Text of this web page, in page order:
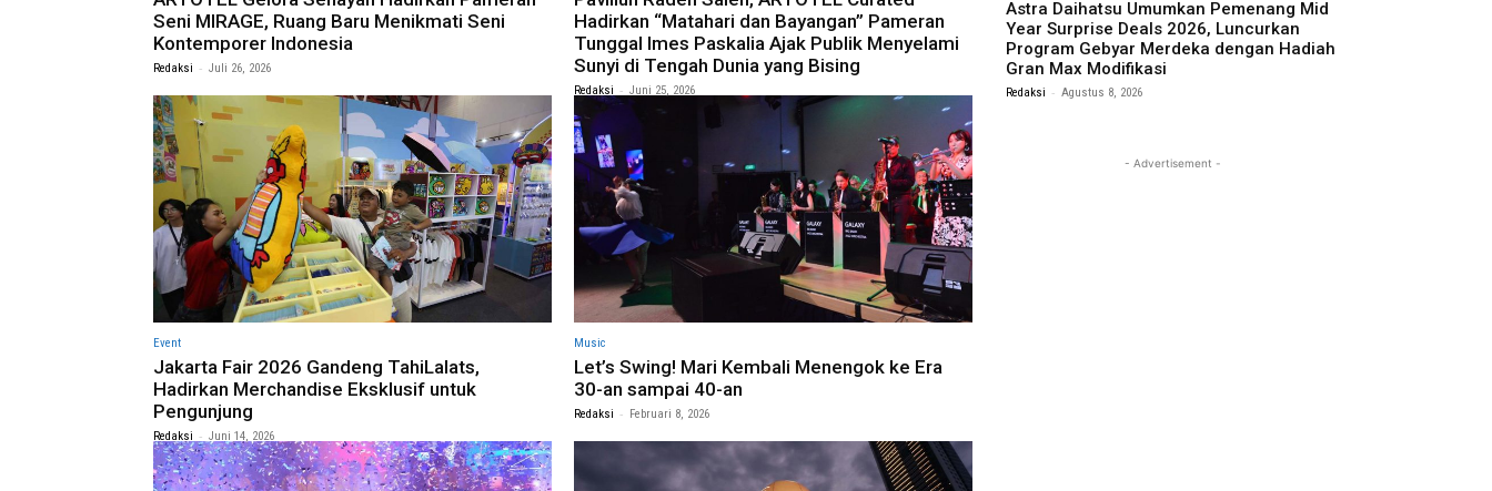
Seni MIRAGE, Ruang Baru Menikmati Seni
Kontemporer Indonesia
Redaksi - Juli 26, 2026
Hadirkan “Matahari dan Bayangan” Pameran
Tunggal Imes Paskalia Ajak Publik Menyelami
Sunyi di Tengah Dunia yang Bising
Redaksi - Juni 25, 2026
Event
Jakarta Fair 2026 Gandeng TahiLalats,
Hadirkan Merchandise Eksklusif untuk
Pengunjung
Redaksi - Juni 14, 2026
Music
Let’s Swing! Mari Kembali Menengok ke Era
30-an sampai 40-an
Redaksi - Februari 8, 2026
Astra Daihatsu Umumkan Pemenang Mid
Year Surprise Deals 2026, Luncurkan
Program Gebyar Merdeka dengan Hadiah
Gran Max Modifikasi
Redaksi - Agustus 8, 2026
- Advertisement -